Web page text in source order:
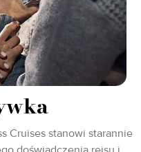
Cruises stanowi starannie